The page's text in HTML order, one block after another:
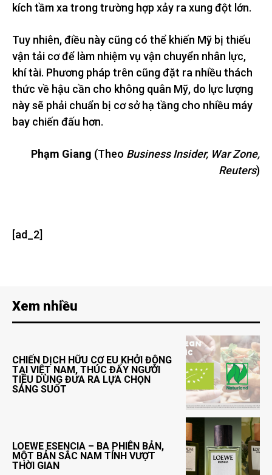
kích tầm xa trong trường hợp xảy ra xung đột lớn.
Tuy nhiên, điều này cũng có thể khiến Mỹ bị thiếu
vận tải cơ để làm nhiệm vụ vận chuyển nhân lực,
khí tài. Phương pháp trên cũng đặt ra nhiều thách
thức về hậu cần cho không quân Mỹ, do lực lượng
này sẽ phải chuẩn bị cơ sở hạ tầng cho nhiều máy
bay chiến đấu hơn.
Phạm Giang (Theo Business Insider, War Zone,
Reuters)
[ad_2]
Xem nhiều
CHIẾN DỊCH HỮU CƠ EU KHỞI ĐỘNG
TẠI VIỆT NAM, THÚC ĐẨY NGƯỜI
TIÊU DÙNG ĐƯA RA LỰA CHỌN
SÁNG SUỐT
LOEWE ESENCIA – BA PHIÊN BẢN,
MỘT BẢN SẮC NAM TÍNH VƯỢT
THỜI GIAN